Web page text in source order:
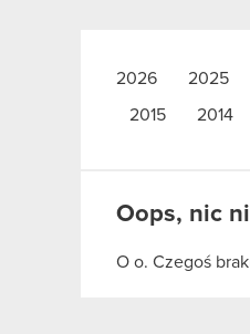
2026 2025
2015 2014
Oops, nic
O o. Czegoś